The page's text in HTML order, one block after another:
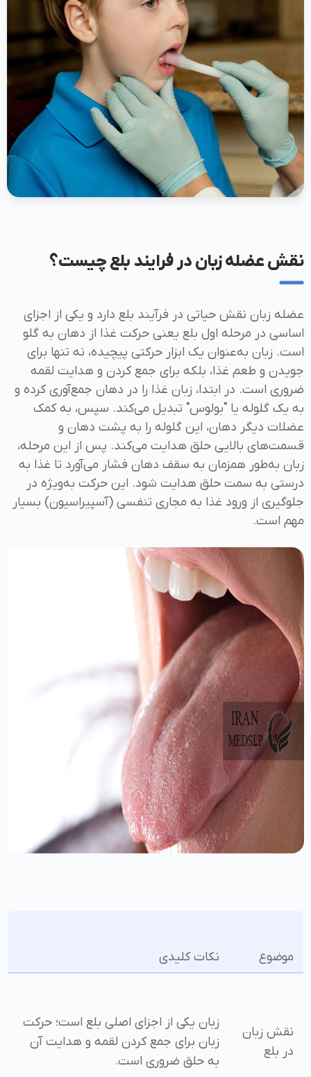
نقش عضله زبان در فرایند بلع چیست؟
عضله زبان نقش حیاتی در فرآیند بلع دارد و یکی از اجزای
اساسی در مرحله اول بلع یعنی حرکت غذا از دهان به گلو
است. زبان به‌عنوان یک ابزار حرکتی پیچیده، نه تنها برای
جویدن و طعم غذا، بلکه برای جمع کردن و هدایت لقمه
ضروری است. در ابتدا، زبان غذا را در دهان جمع‌آوری کرده و
به یک گلوله یا "بولوس" تبدیل می‌کند. سپس، به کمک
عضلات دیگر دهان، این گلوله را به پشت دهان و
قسمت‌های بالایی حلق هدایت می‌کند. پس از این مرحله،
زبان به‌طور همزمان به سقف دهان فشار می‌آورد تا غذا به
درستی به سمت حلق هدایت شود. این حرکت به‌ویژه در
جلوگیری از ورود غذا به مجاری تنفسی (آسپیراسیون) بسیار
مهم است.
موضوع نکات کلیدی
نقش زبان
در بلع
زبان یکی از اجزای اصلی بلع است؛ حرکت
زبان برای جمع کردن لقمه و هدایت آن
به حلق ضروری است.